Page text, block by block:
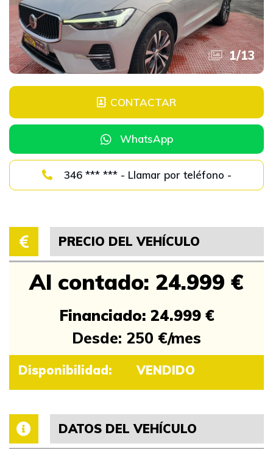
1/13
CONTACTAR
WhatsApp
346 *** *** - Llamar por teléfono -
PRECIO DEL VEHÍCULO
Al contado: 24.999 €
Financiado: 24.999 €
Desde: 250 €/mes
Disponibilidad: VENDIDO
DATOS DEL VEHÍCULO